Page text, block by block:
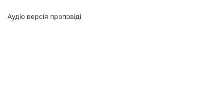
Аудіо версія проповіді